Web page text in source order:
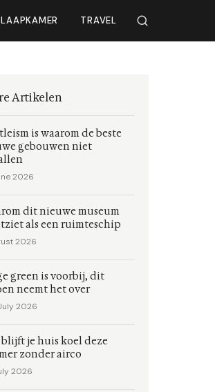
TRAVEL
Artikelen
is waarom de beste
gebouwen niet
2026
dit nieuwe museum
als een ruimteschip
2026
green is voorbij, dit
neemt het over
2026
blijft je huis koel deze
zonder airco
2026